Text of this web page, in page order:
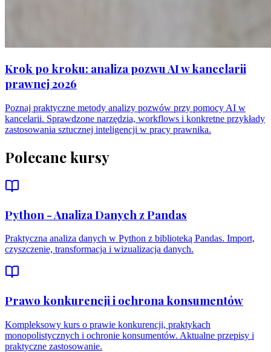
Krok po kroku: analiza pozwu AI w kancelarii
prawnej 2026
Poznaj praktyczne metody analizy pozwów przy pomocy AI w
kancelarii. Sprawdzone narzędzia, workflows i konkretne przykłady
zastosowania sztucznej inteligencji w pracy prawnika.
Polecane kursy
Python - Analiza Danych z Pandas
Praktyczna analiza danych w Python z biblioteką Pandas. Import,
czyszczenie, transformacja i wizualizacja danych.
Prawo konkurencji i ochrona konsumentów
Kompleksowy kurs o prawie konkurencji, praktykach
monopolistycznych i ochronie konsumentów. Aktualne przepisy i
praktyczne zastosowanie.